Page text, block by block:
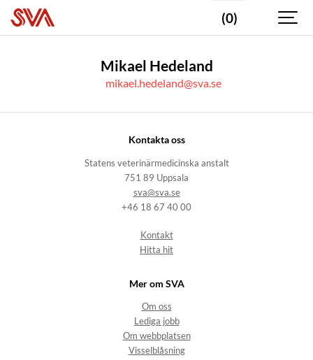
(0)
Mikael Hedeland
mikael.hedeland@sva.se
Kontakta oss
Statens veterinärmedicinska anstalt
751 89 Uppsala
sva@sva.se
+46 18 67 40 00
Kontakt
Hitta hit
Mer om SVA
Om oss
Lediga jobb
Om webbplatsen
Visselblåsning